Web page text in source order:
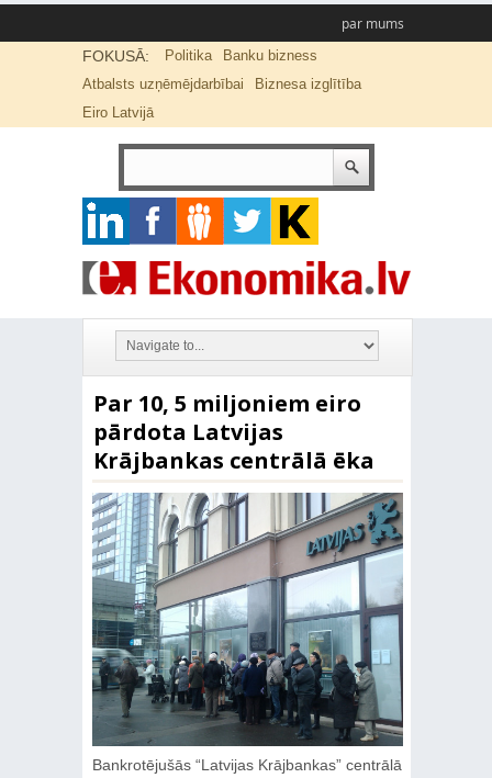
par mums
FOKUSĀ: Politika
Banku bizness
Atbalsts uzņēmējdarbībai
Biznesa izglītība
Eiro Latvijā
Par 10, 5 miljoniem eiro
pārdota Latvijas
Krājbankas centrālā ēka
Bankrotējušās “Latvijas Krājbankas” centrālā